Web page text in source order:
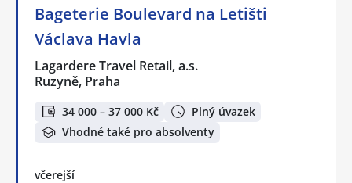
Bageterie Boulevard na Letišti
Václava Havla
Lagardere Travel Retail, a.s.
Ruzyně, Praha
34 000 – 37 000 Kč
Plný úvazek
Vhodné také pro absolventy
včerejší